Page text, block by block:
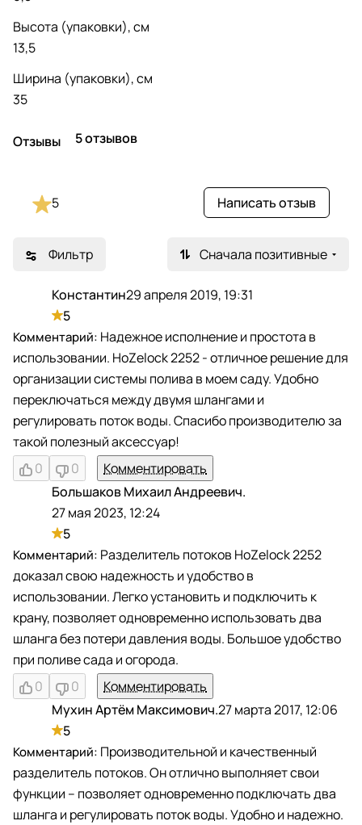
Высота (упаковки), см
13,5
Ширина (упаковки), см
35
Отзывы 5 отзывов
Фильтр Сначала позитивные
Константин29 апреля 2019, 19:31
5
Надежное исполнение и простота в
использовании. HoZelock 2252 - отличное решение для
организации системы полива в моем саду. Удобно
переключаться между двумя шлангами и
регулировать поток воды. Спасибо производителю за
такой полезный аксессуар!
0
0 Комментировать
Большаков Михаил Андреевич.
27 мая 2023, 12:24
5
Разделитель потоков HoZelock 2252
доказал свою надежность и удобство в
использовании. Легко установить и подключить к
крану, позволяет одновременно использовать два
шланга без потери давления воды. Большое удобство
при поливе сада и огорода.
0
0
Комментировать
Мухин Артём Максимович.27 марта 2017, 12:06
5
Производительной и качественный
разделитель потоков. Он отлично выполняет свои
функции – позволяет одновременно подключать два
шланга и регулировать поток воды. Удобно и надежно.
5 Написать отзыв